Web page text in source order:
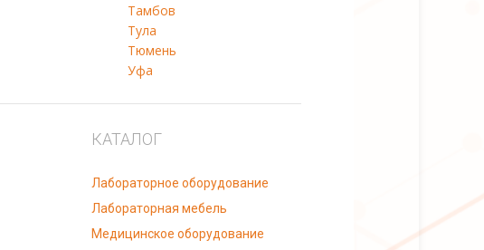
Тамбов
Тула
Тюмень
Уфа
КАТАЛОГ
Лабораторное оборудование
Лабораторная мебель
Медицинское оборудование